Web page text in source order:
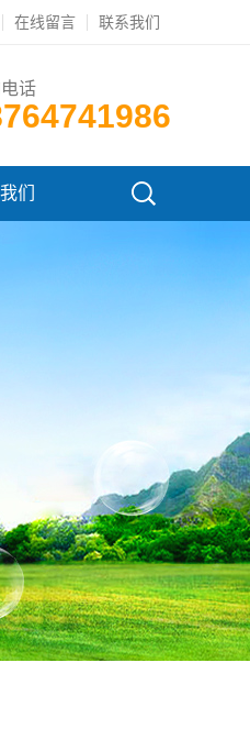
在线留言 联系我们
话
们